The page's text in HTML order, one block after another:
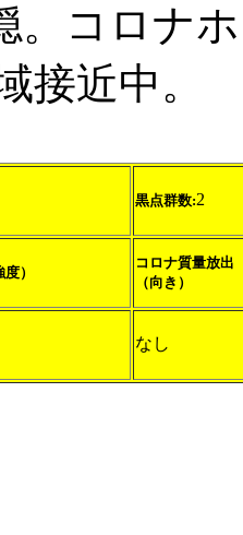
。コロナ
接近中。
黒点群数:2
）
コロナ質量放出
（向き）
なし